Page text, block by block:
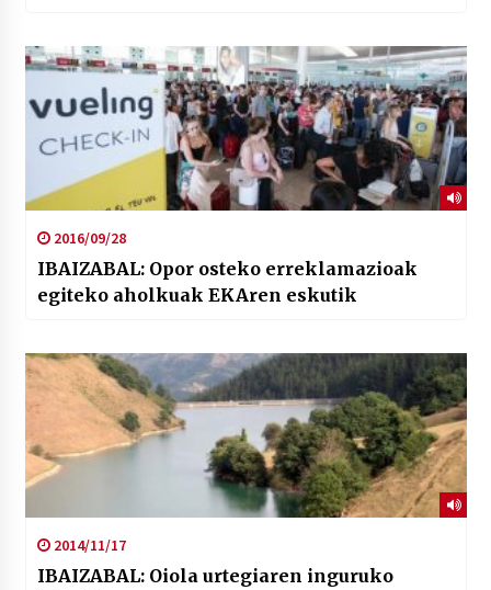
2016/09/28
IBAIZABAL: Opor osteko erreklamazioak
egiteko aholkuak EKAren eskutik
2014/11/17
IBAIZABAL: Oiola urtegiaren inguruko